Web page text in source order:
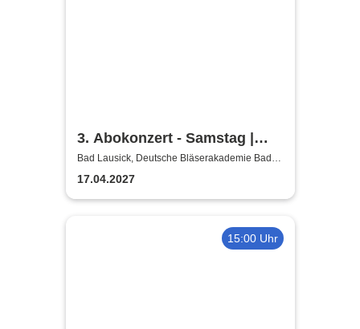
3. Abokonzert - Samstag |
Sächsische
Bläserphilharmonie
Bad Lausick, Deutsche Bläserakademie Bad
Lausick
17.04.2027
15:00 Uhr